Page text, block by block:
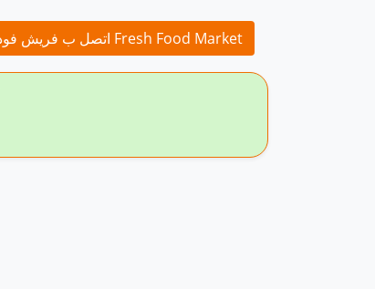
<< اتصل ب فريش فود ماركت Fresh Food Market